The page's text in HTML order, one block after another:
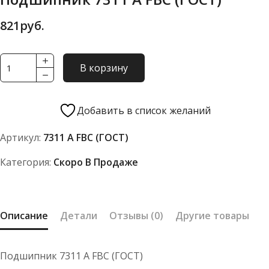
821руб.
Количество
товара
FBC
В корзину
Добавить в список желаний
Артикул: 7311 А FBC (ГОСТ)
Категория: Скоро В Продаже
Описание Детали Отзывы (0) Другие товары
Подшипник 7311 А FBC (ГОСТ)